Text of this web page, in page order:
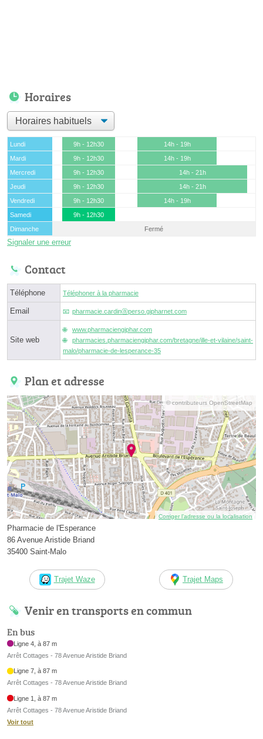
Horaires
Lundi 9h - 12h30
14h - 19h
Mardi
9h - 12h30
14h - 19h
Mercredi
9h - 12h30
14h - 21h
Jeudi
9h - 12h30
14h - 21h
Vendredi
9h - 12h30
14h - 19h
Samedi
9h - 12h30
Dimanche
Fermé
Signaler une erreur
Contact
Téléphone Téléphoner à la pharmacie
Email pharmacie.cardinⓐperso.gipharnet.com
Site web
www.pharmaciengiphar.com
pharmacies.pharmaciengiphar.com/bretagne/ille-et-vilaine/saint-
malo/pharmacie-de-lesperance-35
Plan et adresse
© contributeurs OpenStreetMap
Corriger l’adresse ou la localisation
Pharmacie de l'Esperance
86 Avenue Aristide Briand
35400 Saint-Malo
Trajet Waze Trajet Maps
Venir en transports en commun
En bus
Ligne 4, à 87 m
Arrêt Cottages - 78 Avenue Aristide Briand
Ligne 7, à 87 m
Arrêt Cottages - 78 Avenue Aristide Briand
Ligne 1, à 87 m
Arrêt Cottages - 78 Avenue Aristide Briand
Voir tout